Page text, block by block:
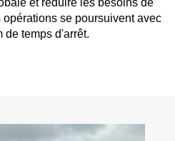
se poursuivent avec
de temps d'arrêt.